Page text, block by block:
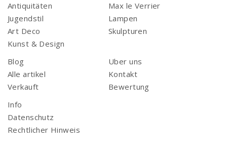
Antiquitäten
Jugendstil
Art Deco
Kunst & Design
Max le Verrier
Lampen
Skulpturen
Blog
Alle artikel
Verkauft
Uber uns
Kontakt
Bewertung
Info
Datenschutz
Rechtlicher Hinweis